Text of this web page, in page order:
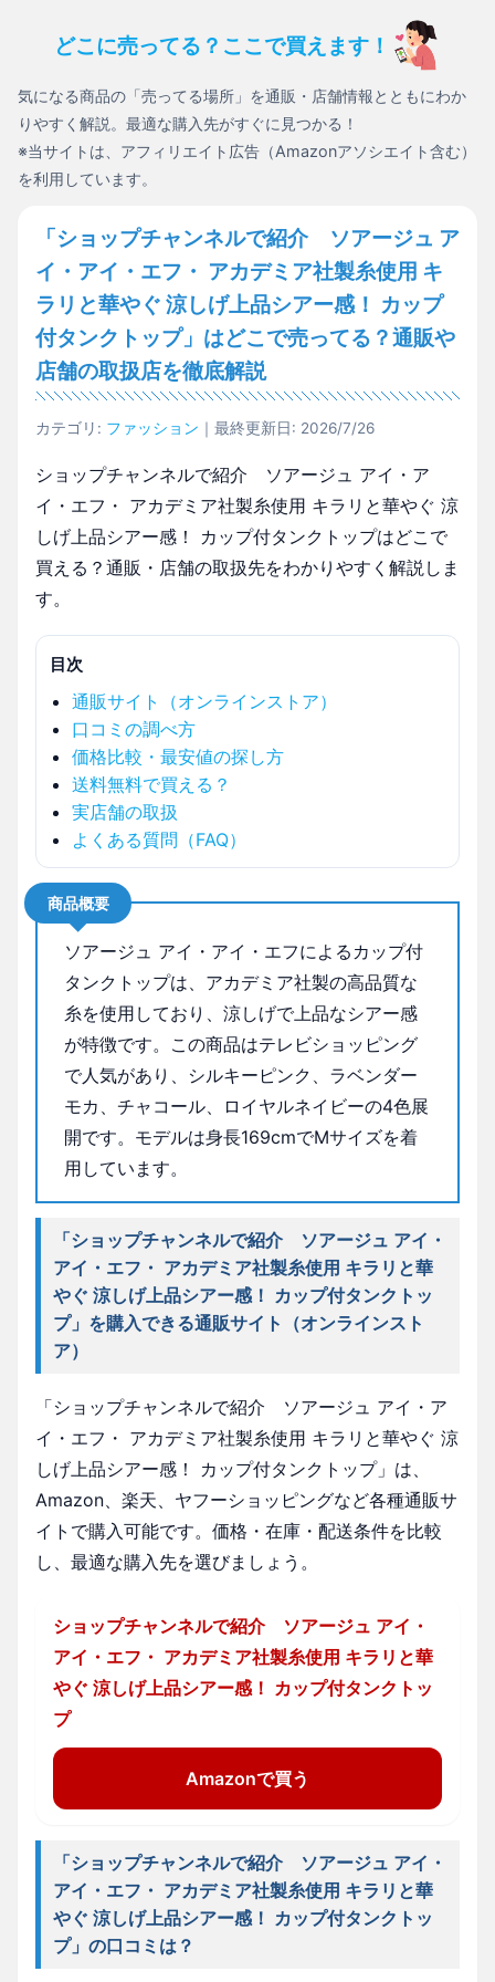
どこに売ってる？ここで買えます！
気になる商品の「売ってる場所」を通販・店舗情報とともにわか
りやすく解説。最適な購入先がすぐに見つかる！
※当サイトは、アフィリエイト広告（Amazonアソシエイト含む）
を利用しています。
「ショップチャンネルで紹介 ソアージュ ア
イ・アイ・エフ・ アカデミア社製糸使用 キ
ラリと華やぐ 涼しげ上品シアー感！ カップ
付タンクトップ」はどこで売ってる？通販や
店舗の取扱店を徹底解説
カテゴリ: ファッション ｜最終更新日: 2026/7/26
ショップチャンネルで紹介 ソアージュ アイ・ア
イ・エフ・ アカデミア社製糸使用 キラリと華やぐ 涼
しげ上品シアー感！ カップ付タンクトップはどこで
買える？通販・店舗の取扱先をわかりやすく解説しま
す。
目次
通販サイト（オンラインストア）
口コミの調べ方
価格比較・最安値の探し方
送料無料で買える？
実店舗の取扱
よくある質問（FAQ）
商品概要
ソアージュ アイ・アイ・エフによるカップ付
タンクトップは、アカデミア社製の高品質な
糸を使用しており、涼しげで上品なシアー感
が特徴です。この商品はテレビショッピング
で人気があり、シルキーピンク、ラベンダー
モカ、チャコール、ロイヤルネイビーの4色展
開です。モデルは身長169cmでMサイズを着
用しています。
「ショップチャンネルで紹介 ソアージュ アイ・
アイ・エフ・ アカデミア社製糸使用 キラリと華
やぐ 涼しげ上品シアー感！ カップ付タンクトッ
プ」を購入できる通販サイト（オンラインスト
ア）
「ショップチャンネルで紹介 ソアージュ アイ・ア
イ・エフ・ アカデミア社製糸使用 キラリと華やぐ 涼
しげ上品シアー感！ カップ付タンクトップ」は、
Amazon、楽天、ヤフーショッピングなど各種通販サ
イトで購入可能です。価格・在庫・配送条件を比較
し、最適な購入先を選びましょう。
ショップチャンネルで紹介 ソアージュ アイ・
アイ・エフ・ アカデミア社製糸使用 キラリと華
やぐ 涼しげ上品シアー感！ カップ付タンクトッ
プ
Amazonで買う
「ショップチャンネルで紹介 ソアージュ アイ・
アイ・エフ・ アカデミア社製糸使用 キラリと華
やぐ 涼しげ上品シアー感！ カップ付タンクトッ
プ」の口コミは？